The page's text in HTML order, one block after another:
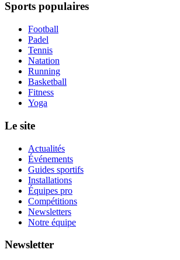
Sports populaires
Football
Padel
Tennis
Natation
Running
Basketball
Fitness
Yoga
Le site
Actualités
Événements
Guides sportifs
Installations
Équipes pro
Compétitions
Newsletters
Notre équipe
Newsletter